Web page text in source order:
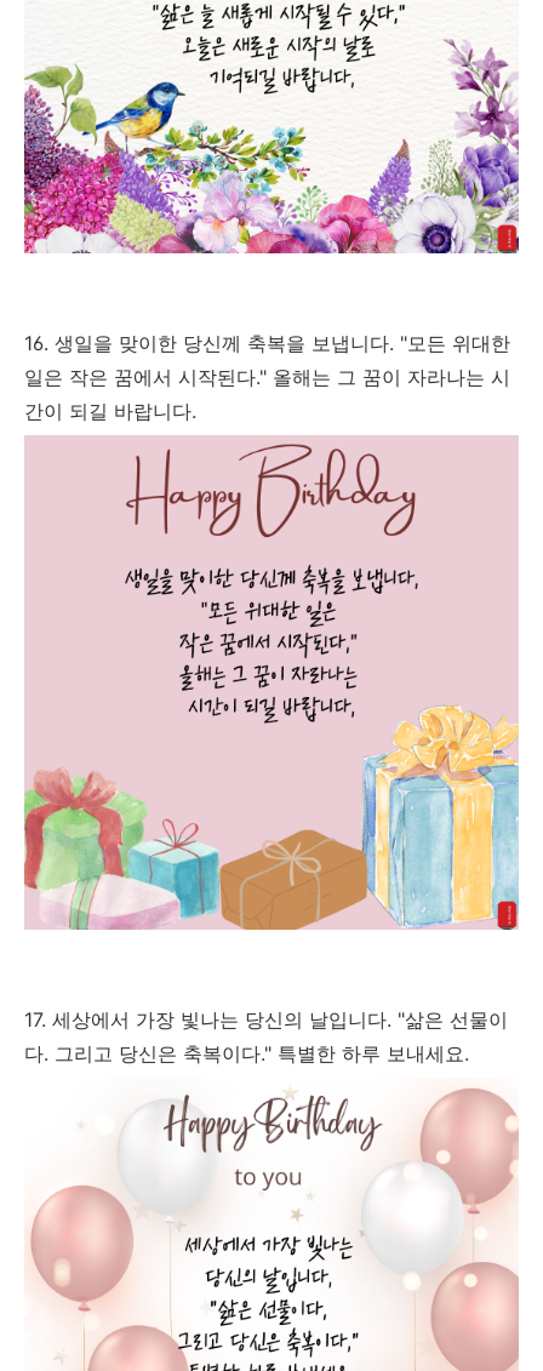
16. 생일을 맞이한 당신께 축복을 보냅니다. "모든 위대한
일은 작은 꿈에서 시작된다." 올해는 그 꿈이 자라나는 시
간이 되길 바랍니다.
17. 세상에서 가장 빛나는 당신의 날입니다. "삶은 선물이
다. 그리고 당신은 축복이다." 특별한 하루 보내세요.